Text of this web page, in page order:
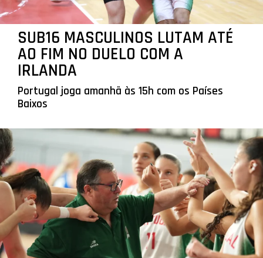
SUB16 MASCULINOS LUTAM ATÉ
AO FIM NO DUELO COM A
IRLANDA
Portugal joga amanhã às 15h com os Países
Baixos